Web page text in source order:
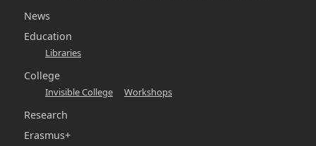
News
Education
Libraries
College
Invisible College Workshops
Research
Erasmus+